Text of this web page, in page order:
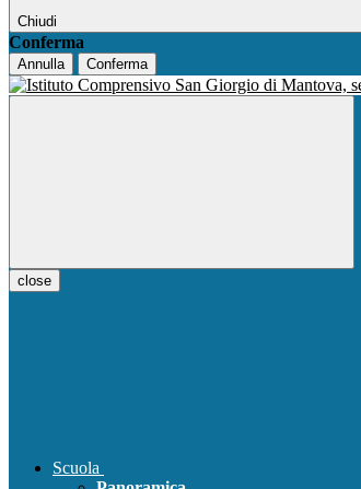
Chiudi
Conferma
Annulla Conferma
close
Scuola